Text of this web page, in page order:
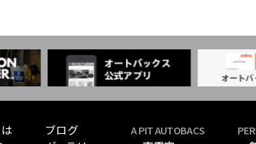
ブログ
A PIT AUTOBACS